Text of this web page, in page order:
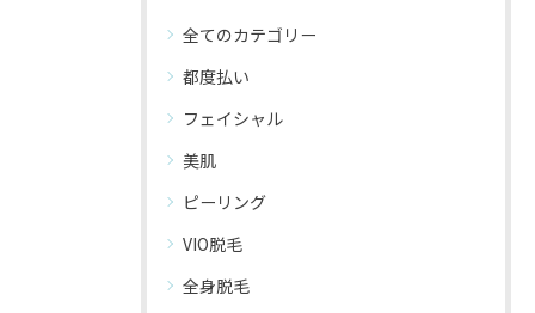
全てのカテゴリー
都度払い
フェイシャル
美肌
ピーリング
VIO脱毛
全身脱毛